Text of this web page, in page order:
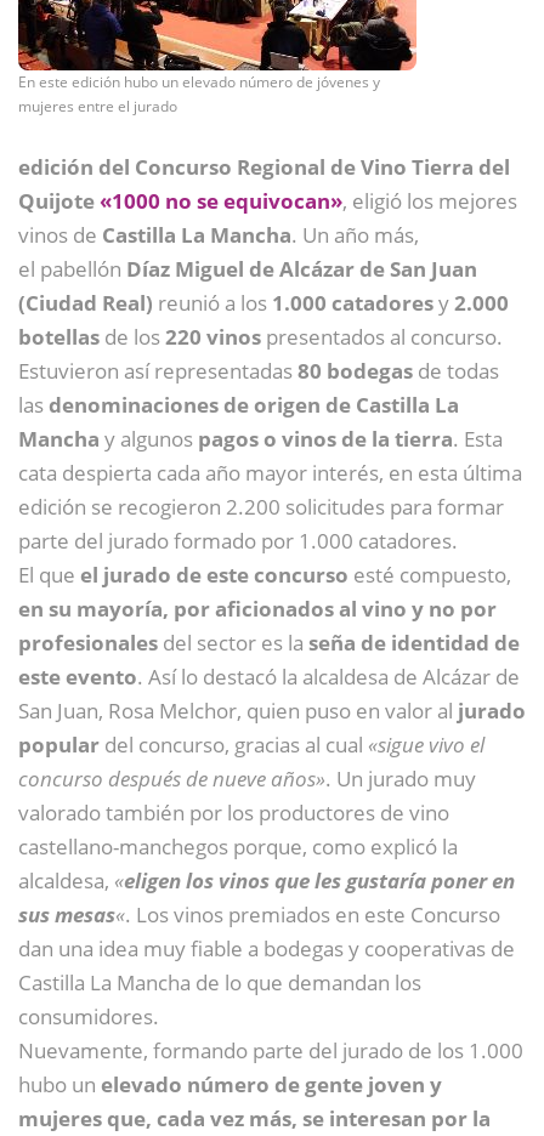
En este edición hubo un elevado número de jóvenes y
mujeres entre el jurado
edición del Concurso Regional de Vino Tierra del
Quijote «1000 no se equivocan», eligió los mejores
vinos de Castilla La Mancha. Un año más,
el pabellón Díaz Miguel de Alcázar de San Juan
(Ciudad Real) reunió a los 1.000 catadoresy2.000
botellas de los220 vinos presentados al concurso.
Estuvieron así representadas80 bodegas de todas
las denominaciones de origen de Castilla La
Mancha y algunos pagos o vinos de la tierra. Esta
cata despierta cada año mayor interés, en esta última
edición se recogieron 2.200 solicitudes para formar
parte del jurado formado por 1.000 catadores.
El que el jurado de este concurso esté compuesto,
en su mayoría, por aficionados al vino y no por
profesionales del sector es la seña de identidad de
este evento. Así lo destacó la alcaldesa de Alcázar de
San Juan, Rosa Melchor, quien puso en valor al jurado
popular del concurso, gracias al cual «sigue vivo el
concurso después de nueve años». Un jurado muy
valorado también por los productores de vino
castellano-manchegos porque, como explicó la
alcaldesa, «eligen los vinos que les gustaría poner en
sus mesas«. Los vinos premiados en este Concurso
dan una idea muy fiable a bodegas y cooperativas de
Castilla La Mancha de lo que demandan los
consumidores.
Nuevamente, formando parte del jurado de los 1.000
hubo un elevado número de gente joven y
mujeres que, cada vez más, se interesan por la